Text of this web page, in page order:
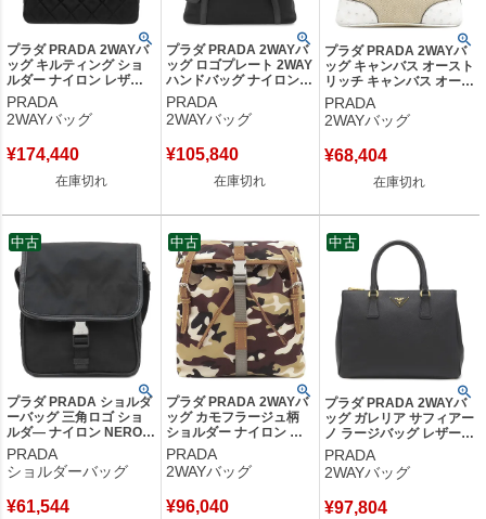
プラダ PRADA 2WAYバ
ッグ キルティング ショ
ルダー ナイロン レザー
NERO シルバー金具 黒
三角ロゴプレート
TESUTO IMPUNTU
古】
PRADA
2WAYバッグ
¥174,440
在庫切れ
プラダ PRADA 2WAYバ
ッグ ロゴプレート 2WAY
ハンドバッグ ナイロン
サフィアーノレザー
NERO ゴールド金具 黒
ショルダー テスート サ
古】
PRADA
2WAYバッグ
¥105,840
在庫切れ
プラダ PRADA 2WAYバ
ッグ キャンバス オースト
リッチ キャンバス オース
トリッチ ベージュ×ホワ
イト シルバー金具 三角ロ
ゴプレート ミニ ショルダ
PRADA
2WAYバッグ
¥68,404
在庫切れ
プラダ PRADA ショルダ
ーバッグ 三角ロゴ ショ
ルダ― ナイロン NERO
シルバー金具 黒 斜め掛
け 【中古】中古美品
PRADA
ショルダーバッグ
¥61,544
中古
プラダ PRADA 2WAYバ
ッグ カモフラージュ柄
ショルダー ナイロン レ
ザー SABBIA シルバー金
具 ベージュ 茶 黒
TESSUTO CAMOUFL ヒ
古】
PRADA
2WAYバッグ
¥96,040
中古
プラダ PRADA 2WAYバ
ッグ ガレリア サフィアー
ノ ラージバッグ レザー
ブラック シルバー金具 黒
ショルダー ハンドバッグ
イニシャル刻印あり
PRADA
2WAYバッグ
¥97,804
中古